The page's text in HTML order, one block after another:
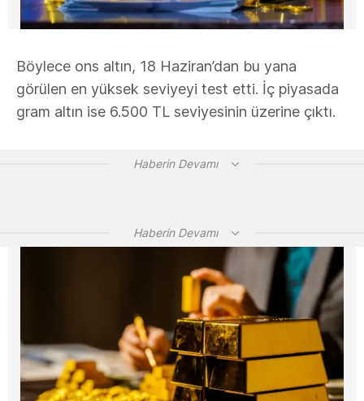
Böylece ons altın, 18 Haziran’dan bu yana
görülen en yüksek seviyeyi test etti. İç piyasada
gram altın ise 6.500 TL seviyesinin üzerine çıktı.
Haberin Devamı
Haberin Devamı